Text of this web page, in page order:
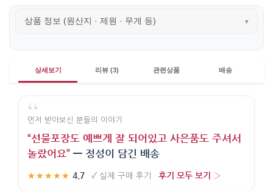
상품 정보 (원산지 · 제원 · 무게 등) ▾
상세보기 리뷰 (3) 관련상품 배송
“
먼저 받아보신 분들의 이야기
“선물포장도 예쁘게 잘 되어있고 사은품도 주셔서
놀랐어요” — 정성이 담긴 배송
★★★★★ 4.7 · ✓ 실제 구매 후기 · 후기 모두 보기 ›